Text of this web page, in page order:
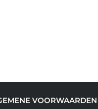
VOORWAARDEN